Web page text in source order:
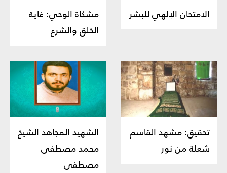
الامتحان الإلهي للبشر
مشكاة الوحي: غاية
الخلق والشرع
تحقيق: مشهد القاسم
شعلة من نور
الشهيد المجاهد الشيخ
محمد مصطفى
مصطفى